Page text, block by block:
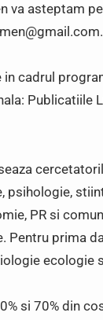
va asteptam
cadrul
Publicatiile
psihologie,
PR si
Pentru prima
si 70% din